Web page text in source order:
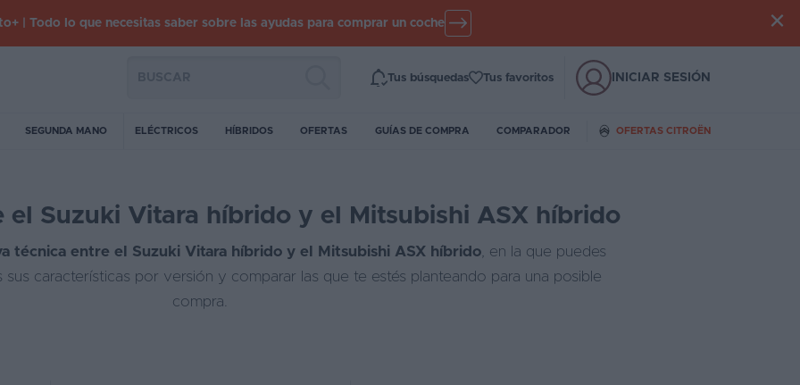
| Todo lo que necesitas saber sobre las ayudas para comprar un coche
Tus búsquedas Tus favoritos INICIAR SESIÓN
SEGUNDA MANO ELÉCTRICOS HÍBRIDOS OFERTAS GUÍAS DE COMPRA COMPARADOR OFERTAS CITROËN
el Suzuki Vitara híbrido y el Mitsubishi ASX híbrido
técnica entre el Suzuki Vitara híbrido y el Mitsubishi ASX híbrido, en la que puedes
características por versión y comparar las que te estés planteando para una posible
compra.